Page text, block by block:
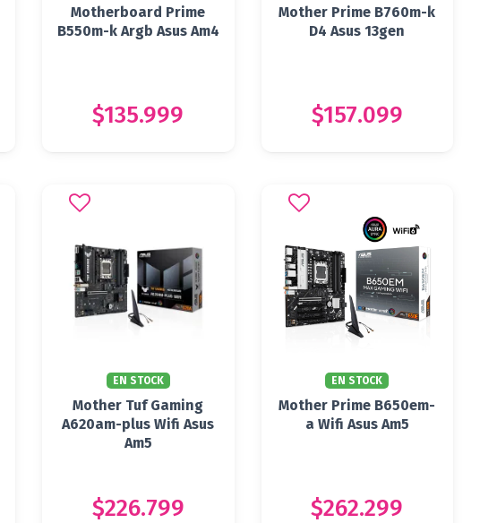
Motherboard Prime
B550m-k Argb Asus Am4
$135.999
Mother Prime B760m-k
D4 Asus 13gen
$157.099
EN STOCK
Mother Tuf Gaming
A620am-plus Wifi Asus
Am5
$226.799
EN STOCK
Mother Prime B650em-
a Wifi Asus Am5
$262.299